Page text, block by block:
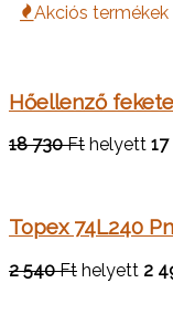
Akciós termékek
Hőellenző
18 730 Ft helyett
Topex 74L240
2 540 Ft helyett 2